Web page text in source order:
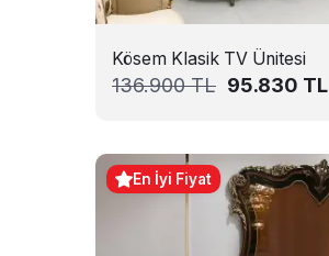
Kösem Klasik TV Ünitesi
136.900TL 95.830 TL
En İyi Fiyat